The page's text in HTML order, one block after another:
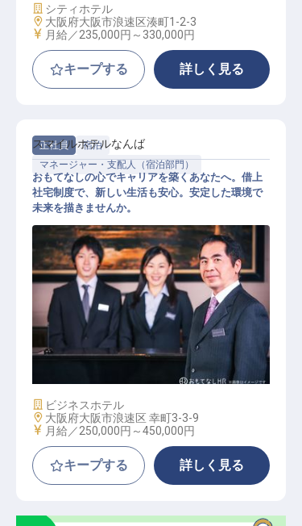
施設業態
シティホテル
勤務地
大阪府大阪市浪速区湊町1-2-3
給与
月給／235,000円～ 330,000円
キープする 詳しく見る
正社員
宿泊
マネージャー・支配人（宿泊部門）
ホテル副支配人・マネージャー候補
スマイルホテルなんば
おもてなしの心でキャリアを築くあなたへ。借上
社宅制度で、新しい生活も安心。安定した環境で
未来を描きませんか。
施設業態
ビジネスホテル
勤務地
大阪府大阪市浪速区 幸町3-3-9
給与
月給／250,000円～450,000円
キープする 詳しく見る